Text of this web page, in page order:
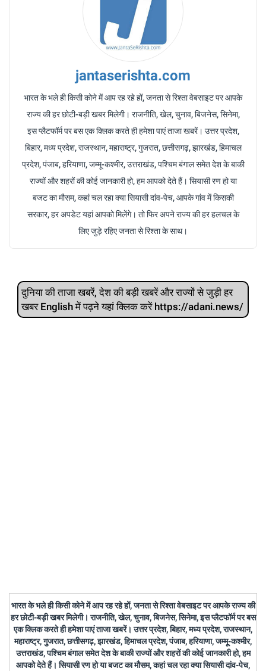
jantaserishta.com
भारत के भले ही किसी कोने में आप रह रहे हों, जनता से रिश्ता वेबसाइट पर आपके
राज्य की हर छोटी-बड़ी खबर मिलेगी। राजनीति, खेल, चुनाव, बिजनेस, सिनेमा,
इस प्लैटफॉर्म पर बस एक क्लिक करते ही हमेशा पाएं ताजा खबरें। उत्तर प्रदेश,
बिहार, मध्य प्रदेश, राजस्थान, महाराष्ट्र, गुजरात, छत्तीसगढ़, झारखंड, हिमाचल
प्रदेश, पंजाब, हरियाणा, जम्मू-कश्मीर, उत्तराखंड, पश्चिम बंगाल समेत देश के बाकी
राज्यों और शहरों की कोई जानकारी हो, हम आपको देते हैं। सियासी रण हो या
बजट का मौसम, कहां चल रहा क्या सियासी दांव-पेच, आपके गांव में किसकी
सरकार, हर अपडेट यहां आपको मिलेंगे। तो फिर अपने राज्य की हर हलचल के
लिए जुड़े रहिए जनता से रिश्ता के साथ।
दुनिया की ताजा खबरें, देश की बड़ी खबरें और राज्‍यों से जुड़ी हर
खबर English में पढ़ने यहां क्लिक करें https://adani.news/
भारत के भले ही किसी कोने में आप रह रहे हों, जनता से रिश्ता वेबसाइट पर आपके राज्य की
हर छोटी-बड़ी खबर मिलेगी। राजनीति, खेल, चुनाव, बिजनेस, सिनेमा, इस प्लैटफॉर्म पर बस
एक क्लिक करते ही हमेशा पाएं ताजा खबरें। उत्तर प्रदेश, बिहार, मध्य प्रदेश, राजस्थान,
महाराष्ट्र, गुजरात, छत्तीसगढ़, झारखंड, हिमाचल प्रदेश, पंजाब, हरियाणा, जम्मू-कश्मीर,
उत्तराखंड, पश्चिम बंगाल समेत देश के बाकी राज्यों और शहरों की कोई जानकारी हो, हम
आपको देते हैं। सियासी रण हो या बजट का मौसम, कहां चल रहा क्या सियासी दांव-पेच,